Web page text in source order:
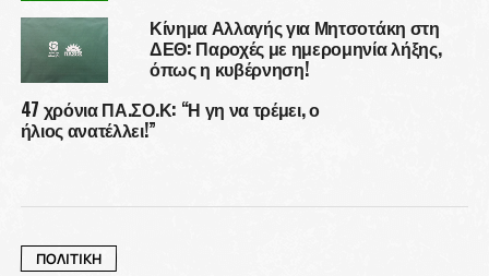
Κίνημα Αλλαγής για Μητσοτάκη στη
ΔΕΘ: Παροχές με ημερομηνία λήξης,
όπως η κυβέρνηση!
47 χρόνια ΠΑ.ΣΟ.Κ: “Η γη να τρέμει, ο
ήλιος ανατέλλει!”
ΠΟΛΙΤΙΚΗ